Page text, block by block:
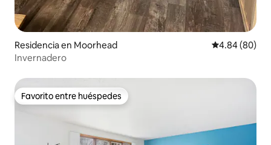
Residencia en Moorhead Calificación
4.84 (80)
Invernadero
Favorito entre huéspedes
Favorito entre huéspedes